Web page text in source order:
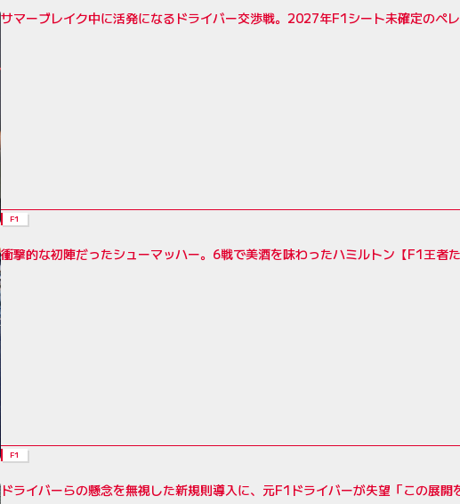
サマーブレイク中に活発になるドライバー交渉戦。2027年F1シート未確定のペ
F1
衝撃的な初陣だったシューマッハー。6戦で美酒を味わったハミルトン【F1王者
F1
ドライバーらの懸念を無視した新規則導入に、元F1ドライバーが失望「この展